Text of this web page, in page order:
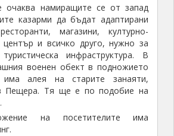
намиращите се от запад
казарми да бъдат адаптирани
магазини, културно-
и всичко друго, нужно за
инфраструктура. В
военен обект в подножието
алея на старите занаяти,
Пещера. Тя ще е по подобие на
на посетителите има